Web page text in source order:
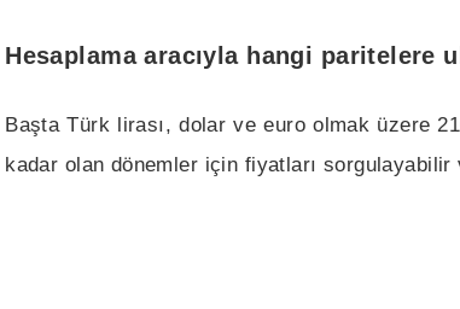
Hesaplama aracıyla hangi paritelere
Başta Türk lirası, dolar ve euro olmak üzere
kadar olan dönemler için fiyatları